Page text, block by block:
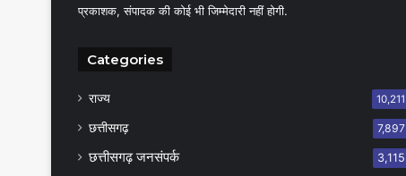
प्रकाशक, संपादक की कोई भी जिम्मेदारी नहीं होगी.
Categories
राज्य 10,211
छत्तीसगढ़ 7,897
छत्तीसगढ़ जनसंपर्क 3,115